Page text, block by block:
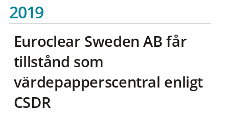
2019
Euroclear Sweden AB får
tillstånd som
värdepapperscentral enligt
CSDR